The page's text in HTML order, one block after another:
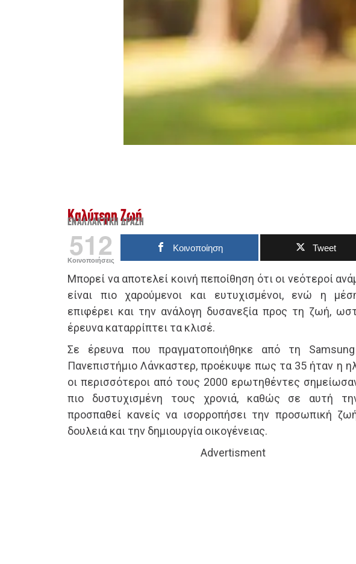
Καλύτερη Ζωή
ΕΝΑΛΛΑΚΤΙΚΉ ΔΡΆΣΗ
512
Κοινοποιήσεις
Κοινοποίηση Tweet
Μπορεί να αποτελεί κοινή πεποίθηση ότι οι νεότεροί
είναι πιο χαρούμενοι και ευτυχισμένοι, ενώ η
επιφέρει και την ανάλογη δυσανεξία προς τη ζωή,
έρευνα καταρρίπτει τα κλισέ.
Σε έρευνα που πραγματοποιήθηκε από τη
Πανεπιστήμιο Λάνκαστερ, προέκυψε πως τα 35 ήταν η
οι περισσότεροι από τους 2000 ερωτηθέντες
πιο δυστυχισμένη τους χρονιά, καθώς σε αυτή
προσπαθεί κανείς να ισορροπήσει την προσωπική
δουλειά και την δημιουργία οικογένειας.
Advertisment